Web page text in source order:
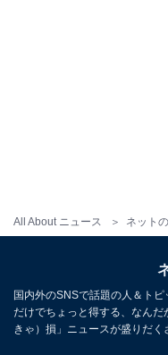
All About ニュース ネット
国内外のSNSで話題の人＆ト
だけでちょっと得する、なん
きゃ）損」ニュースが盛りだく